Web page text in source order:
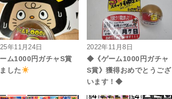
年11月24日
ム1000円ガチャS賞
した
2022年11月8日
◆《ゲーム1000円ガチャ
S賞》獲得おめでとうござ
います！◆